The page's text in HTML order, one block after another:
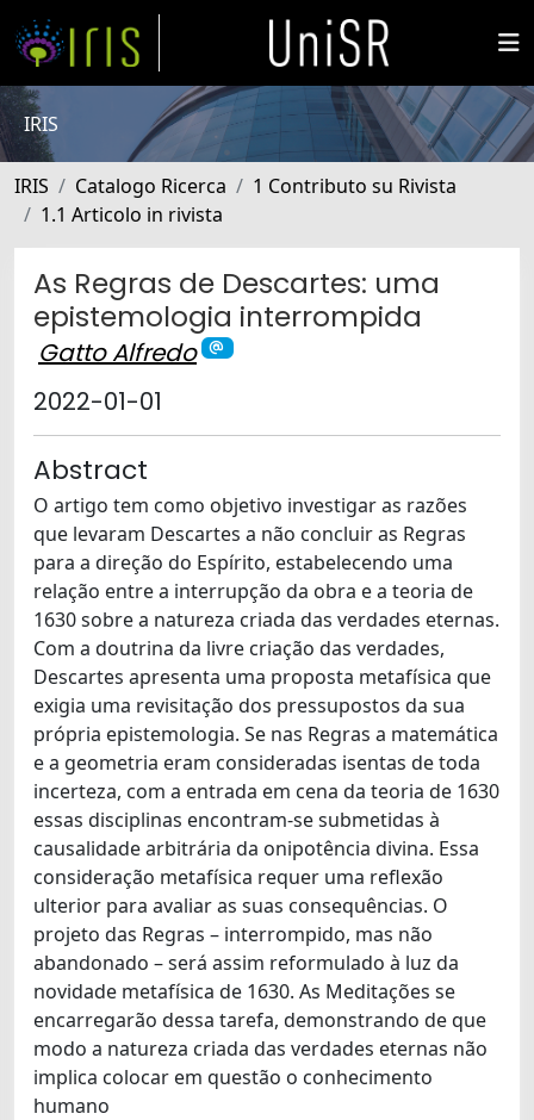
IRIS
IRIS Catalogo Ricerca
1 Contributo su Rivista
1.1 Articolo in rivista
As Regras de Descartes: uma
epistemologia interrompida
Gatto Alfredo
2022-01-01
Abstract
O artigo tem como objetivo investigar as razões
que levaram Descartes a não concluir as Regras
para a direção do Espírito, estabelecendo uma
relação entre a interrupção da obra e a teoria de
1630 sobre a natureza criada das verdades eternas.
Com a doutrina da livre criação das verdades,
Descartes apresenta uma proposta metafísica que
exigia uma revisitação dos pressupostos da sua
própria epistemologia. Se nas Regras a matemática
e a geometria eram consideradas isentas de toda
incerteza, com a entrada em cena da teoria de 1630
essas disciplinas encontram-se submetidas à
causalidade arbitrária da onipotência divina. Essa
consideração metafísica requer uma reflexão
ulterior para avaliar as suas consequências. O
projeto das Regras – interrompido, mas não
abandonado – será assim reformulado à luz da
novidade metafísica de 1630. As Meditações se
encarregarão dessa tarefa, demonstrando de que
modo a natureza criada das verdades eternas não
implica colocar em questão o conhecimento
humano